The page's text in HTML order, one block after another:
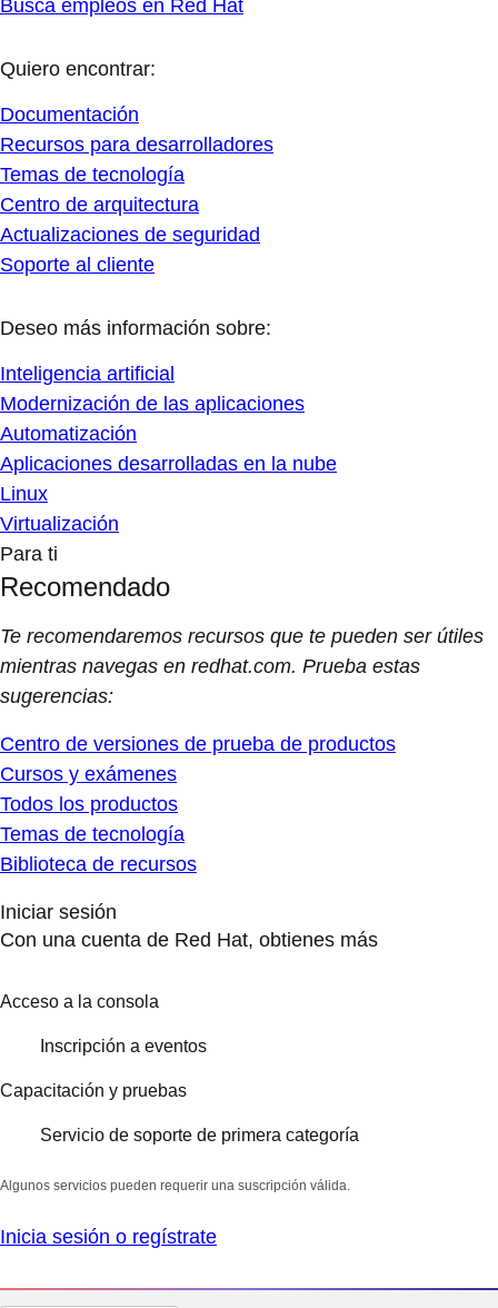
Busca empleos en Red Hat
Quiero encontrar:
Documentación
Recursos para desarrolladores
Temas de tecnología
Centro de arquitectura
Actualizaciones de seguridad
Soporte al cliente
Deseo más información sobre:
Inteligencia artificial
Modernización de las aplicaciones
Automatización
Aplicaciones desarrolladas en la nube
Linux
Virtualización
Para ti
Recomendado
Te recomendaremos recursos que te pueden ser útiles
mientras navegas en redhat.com. Prueba estas
sugerencias:
Centro de versiones de prueba de productos
Cursos y exámenes
Todos los productos
Temas de tecnología
Biblioteca de recursos
Iniciar sesión
Con una cuenta de Red Hat, obtienes más
Acceso a la consola
Inscripción a eventos
Capacitación y pruebas
Servicio de soporte de primera categoría
Algunos servicios pueden requerir una suscripción válida.
Inicia sesión o regístrate